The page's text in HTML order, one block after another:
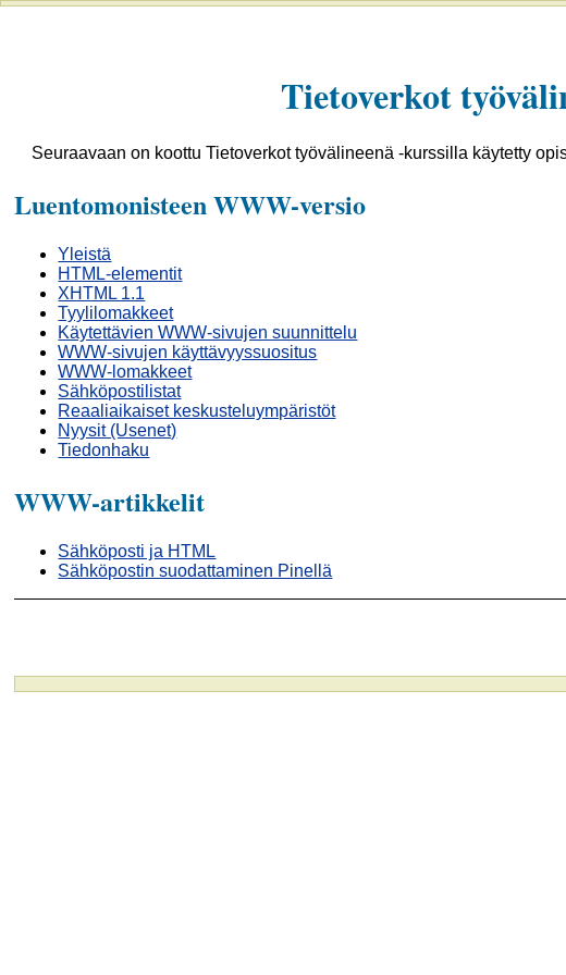
Tietoverkot
Seuraavaan on koottu Tietoverkot työvälineenä -kurssilla käytetty
Luentomonisteen WWW-versio
Yleistä
HTML-elementit
XHTML 1.1
Tyylilomakkeet
Käytettävien WWW-sivujen suunnittelu
WWW-sivujen käyttävyyssuositus
WWW-lomakkeet
Sähköpostilistat
Reaaliaikaiset keskusteluympäristöt
Nyysit (Usenet)
Tiedonhaku
WWW-artikkelit
Sähköposti ja HTML
Sähköpostin suodattaminen Pinellä